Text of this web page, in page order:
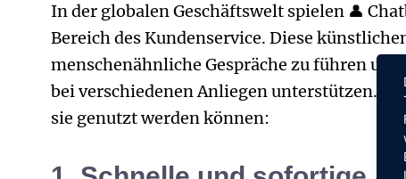
In der globalen Geschäftswelt spielen 👤
Bereich des Kundenservice. Diese
menschenähnliche Gespräche zu führen
bei verschiedenen Anliegen unterstützen.
sie genutzt werden können: